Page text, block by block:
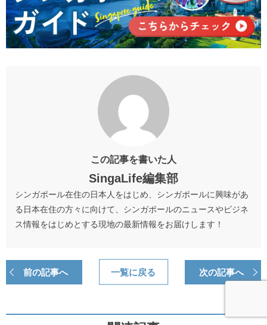
この記事を書いた人
SingaLife編集部
シンガポール在住の日本人をはじめ、シンガポールに興味があ
る日本在住の方々に向けて、シンガポールのニュースやビジネ
ス情報をはじめとする現地の最新情報をお届けします！
前の記事へ 次の記事へ
一覧に戻る